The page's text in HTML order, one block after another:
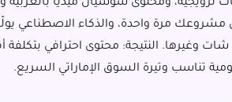
ترويجية، ومحتوى سوشيال ميديا بالعربية
مشروعك مرة واحدة، والذكاء الاصطناعي
وغيرها. النتيجة: محتوى احترافي بتكلفة
تناسب وتيرة السوق الإماراتي السريع.